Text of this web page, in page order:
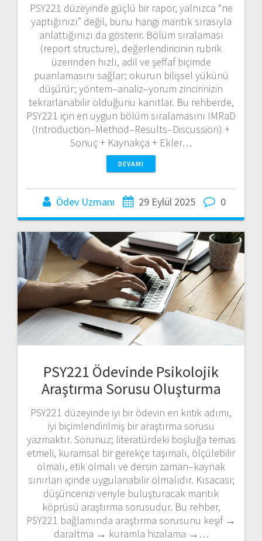
PSY221 düzeyinde güçlü bir rapor, yalnızca “ne
yaptığınızı” değil, bunu hangi mantık sırasıyla
anlattığınızı da gösterir. Bölüm sıralaması
(report structure), değerlendiricinin rubrik
üzerinden hızlı, adil ve şeffaf biçimde
puanlamasını sağlar; okurun bilişsel yükünü
düşürür; yöntem–analiz–yorum zincirinizin
tekrarlanabilir olduğunu kanıtlar. Bu rehberde,
PSY221 için en uygun bölüm sıralamasını IMRaD
(Introduction–Method–Results–Discussion) +
Sonuç + Kaynakça + Ekler…
DEVAMI
Ödev Uzmanı 29 Eylül 2025 0
PSY221 Ödevinde Psikolojik
Araştırma Sorusu Oluşturma
PSY221 düzeyinde iyi bir ödevin en kritik adımı,
iyi biçimlendirilmiş bir araştırma sorusu
yazmaktır. Sorunuz; literatürdeki boşluğa temas
etmeli, kuramsal bir gerekçe taşımalı, ölçülebilir
olmalı, etik olmalı ve dersin zaman–kaynak
sınırları içinde uygulanabilir olmalıdır. Kısacası;
düşüncenizi veriyle buluşturacak mantık
köprüsü araştırma sorusudur. Bu rehber,
PSY221 bağlamında araştırma sorusunu keşif →
daraltma → kuramla hizalama →…